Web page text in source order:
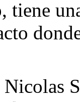
tiene
Nicolas